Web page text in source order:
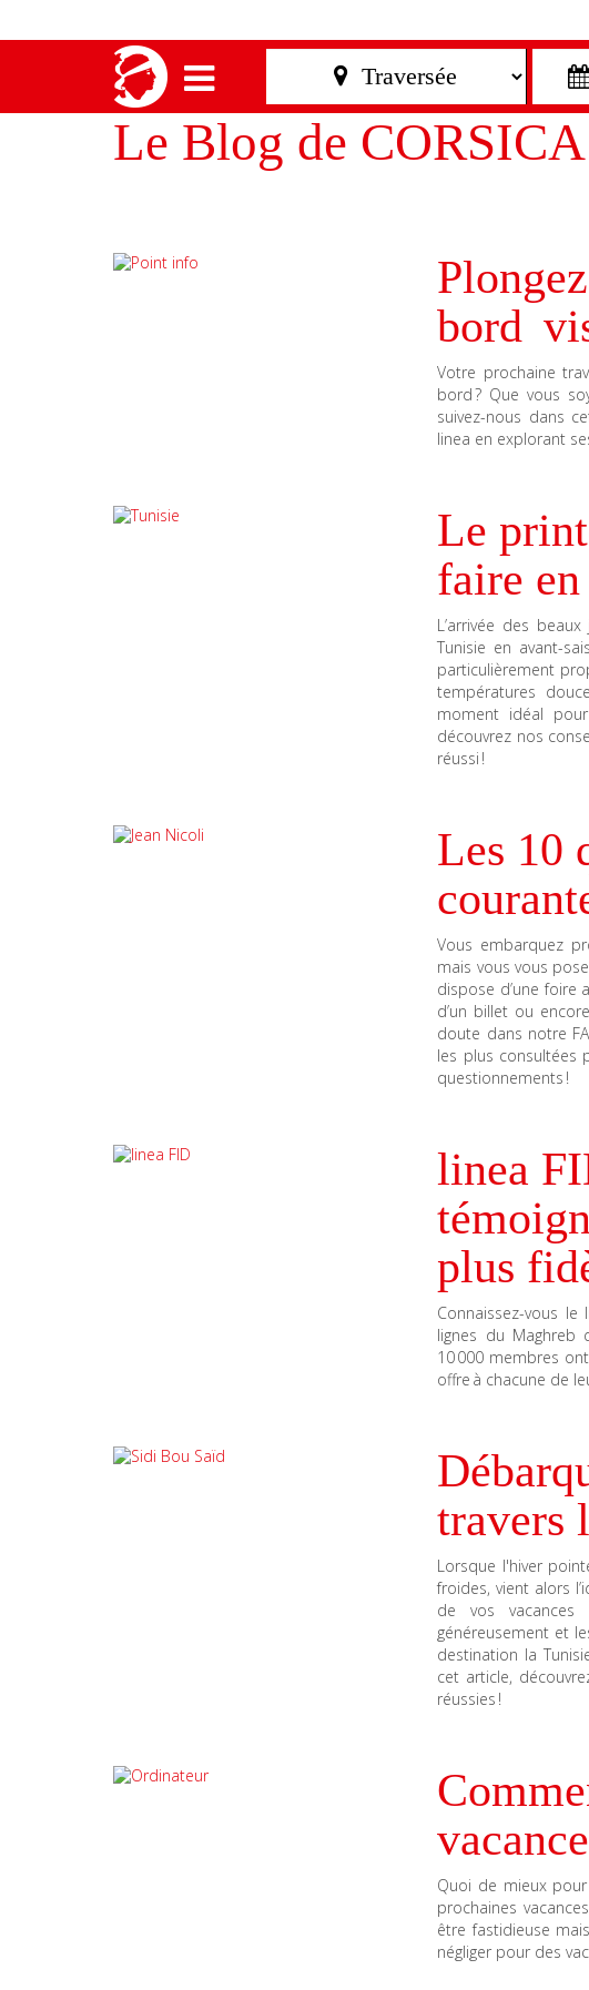

Le Blog de
bord
Votre prochaine
bord ? Que vous
suivez-nous dans
linea en explorant
Le
faire
L’arrivée des
Tunisie en avant-
particulièrement
températures
moment idéal
découvrez nos
réussi !
Les 10
Vous embarquez
mais vous vous
dispose d’une foire
d’un billet ou
doute dans notre
les plus consultées
questionnements !
linea
plus
Connaissez-vous
lignes du Maghreb
10 000 membres
offre à chacune de
travers
Lorsque l'hiver
froides, vient alors
de vos
généreusement et
destination la
cet article,
réussies !
Quoi de mieux
prochaines
être fastidieuse
négliger pour des